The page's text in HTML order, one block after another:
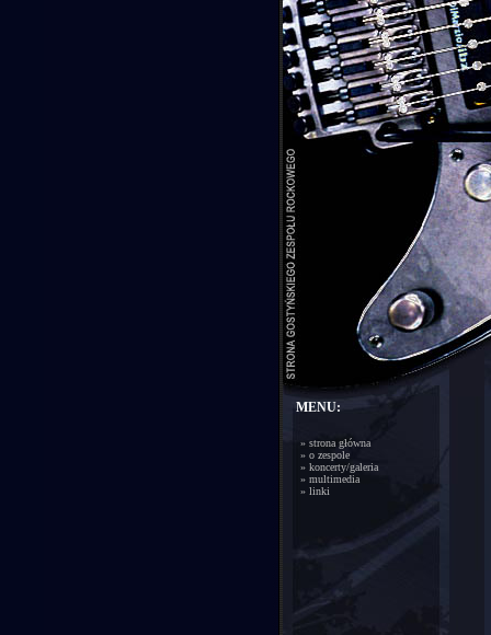
MENU:
» strona główna
» o zespole
» koncerty/galeria
» multimedia
» linki